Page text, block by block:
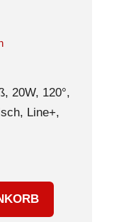
20W, 120°,
Line+,